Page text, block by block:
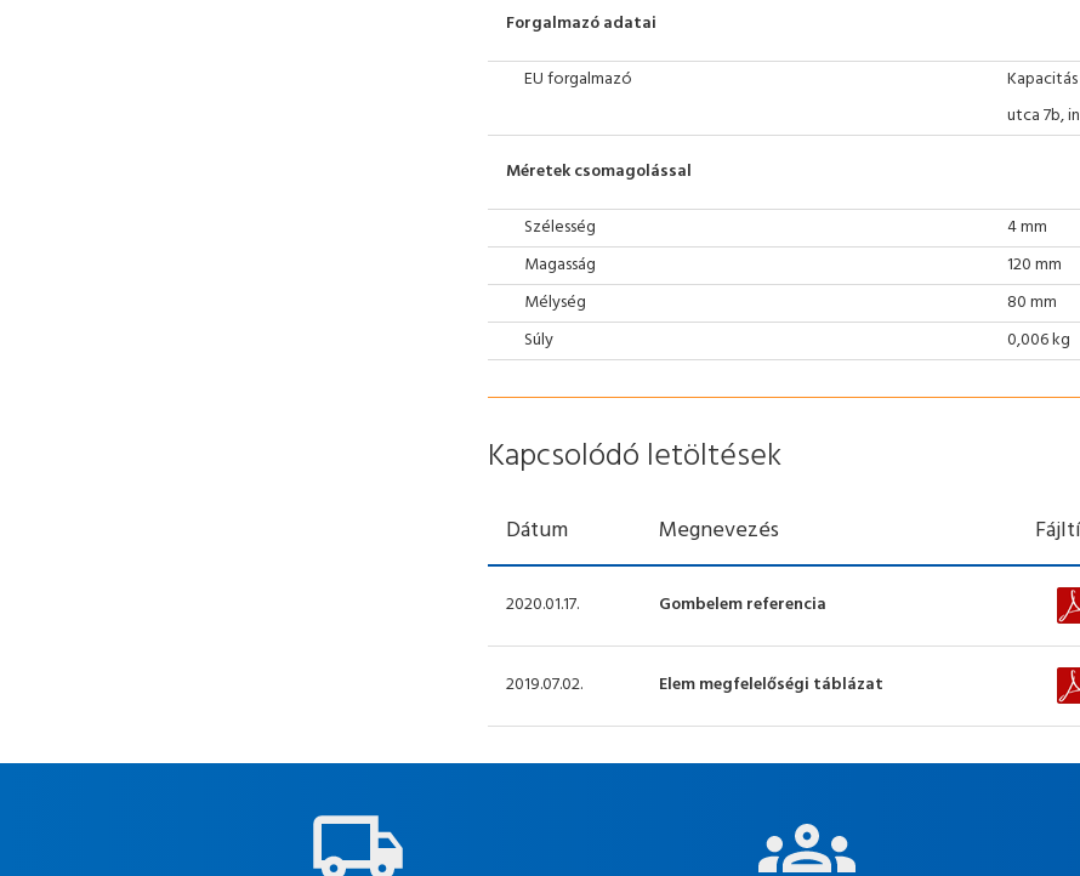
Forgalmazó adatai
EU forgalmazó
utca 7b,
Méretek csomagolással
Szélesség
4 mm
Magasság
120 mm
Mélység
80 mm
Súly
0,006 kg
Kapcsolódó letöltések
Dátum Megnevezés
2020.01.17. Gombelem referencia
2019.07.02. Elem megfelelőségi táblázat